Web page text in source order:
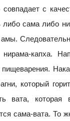
совпадает с
сама либо
нирама-капха.
который
вата,
сама-вата.